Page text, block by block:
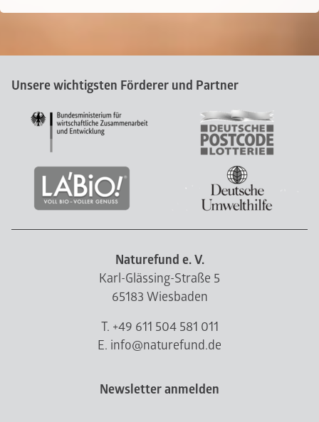
Unsere wichtigsten Förderer und Partner
Naturefund e. V.
Karl-Glässing-Straße 5
65183 Wiesbaden
T. +49 611 504 581 011
E. info@naturefund.de
Newsletter anmelden